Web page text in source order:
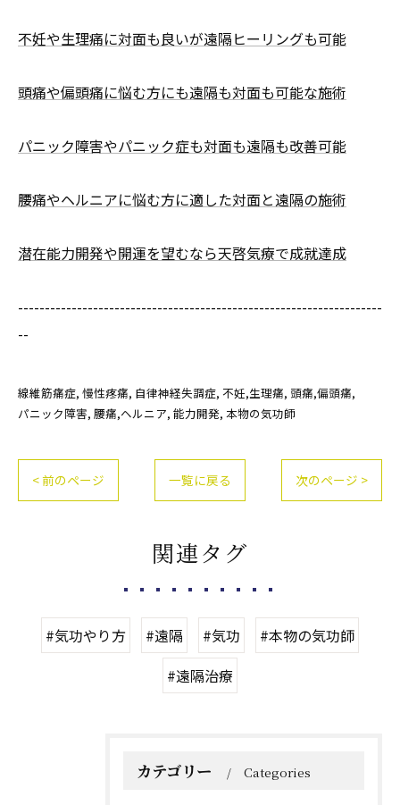
不妊や生理痛に対面も良いが遠隔ヒーリングも可能
頭痛や偏頭痛に悩む方にも遠隔も対面も可能な施術
パニック障害やパニック症も対面も遠隔も改善可能
腰痛やヘルニアに悩む方に適した対面と遠隔の施術
潜在能力開発や開運を望むなら天啓気療で成就達成
--------------------------------------------------------------------
--
線維筋痛症 慢性疼痛 自律神経失調症 不妊,生理痛 頭痛,偏頭痛
パニック障害 腰痛,ヘルニア 能力開発 本物の気功師
< 前のページ 一覧に戻る 次のページ >
関連タグ
#気功やり方 #遠隔 #気功
#本物の気功師
#遠隔治療
カテゴリー Categories